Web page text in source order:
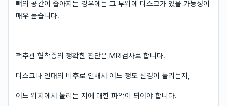
뼈의 공간이 좁아지는 경우에는 그 부위에 디스크가 있을 가능성이
매우 높습니다.
척추관 협착증의 정확한 진단은 MRI검사로 합니다.
디스크나 인대의 비후로 인해서 어느 정도 신경이 눌리는지,
어느 위치에서 눌리는 지에 대한 파악이 되어야 합니다.